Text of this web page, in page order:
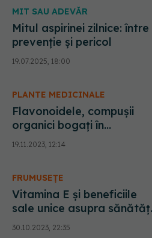
infarct și AVC,
cresc hipertensiunea
MIT SAU ADEVĂR
Mitul aspirinei zilnice: între
prevenție și pericol
19.07.2025, 18:00
PLANTE MEDICINALE
Flavonoidele, compușii
organici bogați în
antioxidanți. Protejează
organismul de toxinele
19.11.2023, 12:14
FRUMUSEȚE
Vitamina E și beneficiile
sale unice asupra
Previne bolile de inimă și
30.10.2023, 22:35